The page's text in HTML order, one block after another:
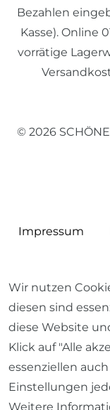
Bezahlen
Kasse). Online
vorrätige
© 2026
Impressum
Wir nutzen
diesen sind
diese Website
Klick auf "Alle
essenziellen
Einstellungen
Weitere